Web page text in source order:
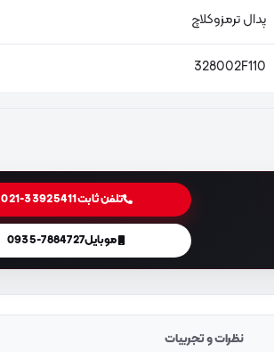
پدال ترمزوکلاچ
328002F110
تلفن ثابت021-33925411
موبایل0935-7884727
نظرات و تجربیات